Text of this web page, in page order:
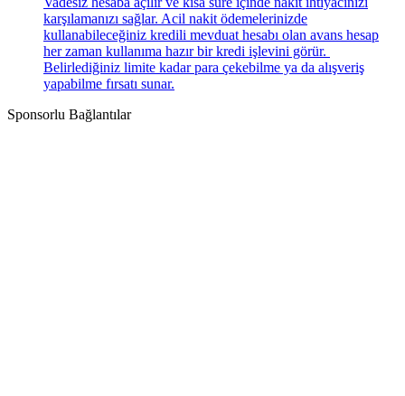
karşılamanızı sağlar. Acil nakit ödemelerinizde
kullanabileceğiniz kredili mevduat hesabı olan avans hesap
her zaman kullanıma hazır bir kredi işlevini görür.
Belirlediğiniz limite kadar para çekebilme ya da alışveriş
yapabilme fırsatı sunar.
Sponsorlu Bağlantılar